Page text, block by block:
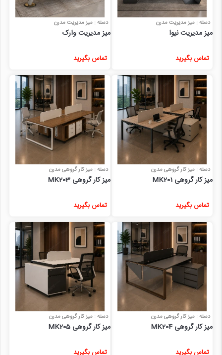
دسته : میز مدیریت مدرن
میز مدیریت نیوا
تماس بگیرید
دسته : میز مدیریت مدرن
میز مدیریت وارک
تماس بگیرید
دسته : میز کار گروهی مدرن
میز کار گروهی MK201
تماس بگیرید
دسته : میز کار گروهی مدرن
میز کار گروهی MK203
تماس بگیرید
دسته : میز کار گروهی مدرن
میز کار گروهی MK204
تماس بگیرید
دسته : میز کار گروهی مدرن
میز کار گروهی MK205
تماس بگیرید